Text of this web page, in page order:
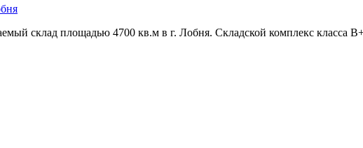
склад площадью 4700 кв.м в г. Лобня. Складской комплекс класса